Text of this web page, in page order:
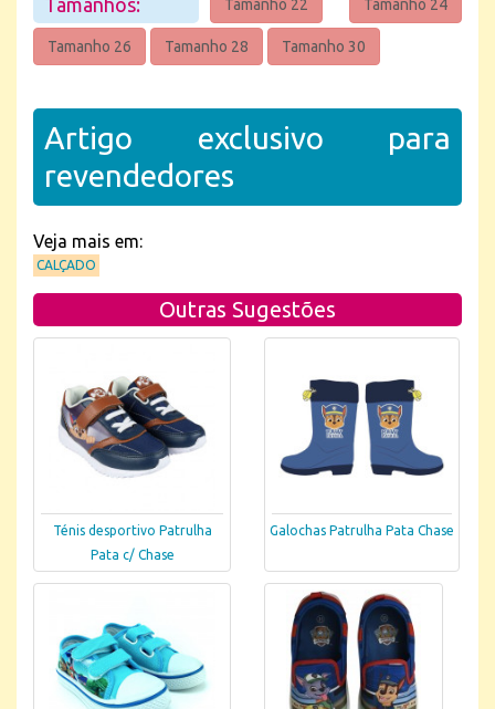
Tamanhos: Tamanho 22 Tamanho 24
Tamanho 26 Tamanho 28 Tamanho 30
Artigo exclusivo para
revendedores
Veja mais em:
CALÇADO
Outras Sugestões
Ténis desportivo Patrulha
Pata c/ Chase
Galochas Patrulha Pata Chase